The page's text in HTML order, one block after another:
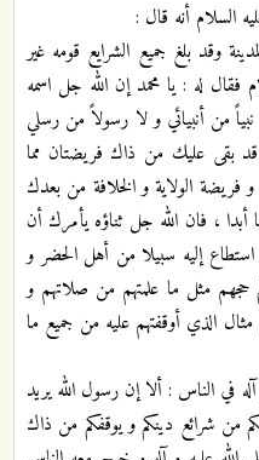
السلام أنه قال :
وقد بلغ جميع الشرايع قومه غير
فقال له : يا محمد إن الله جل اسمه
من أنبيائي و لا رسولاً من رسلي
بقى عليك من ذاك فريضتان مما
الولاية و الخلافة من بعدك
، فان الله جل ثناؤه يأمرك أن
إليه سبيلا من أهل الحضر و
مثل ما علمتهم من صلاتهم و
الذي أوقفتهم عليه من جميع ما
في الناس : ألا إن رسول الله يريد
من شرائع دينكم و يوقفكم من ذاك